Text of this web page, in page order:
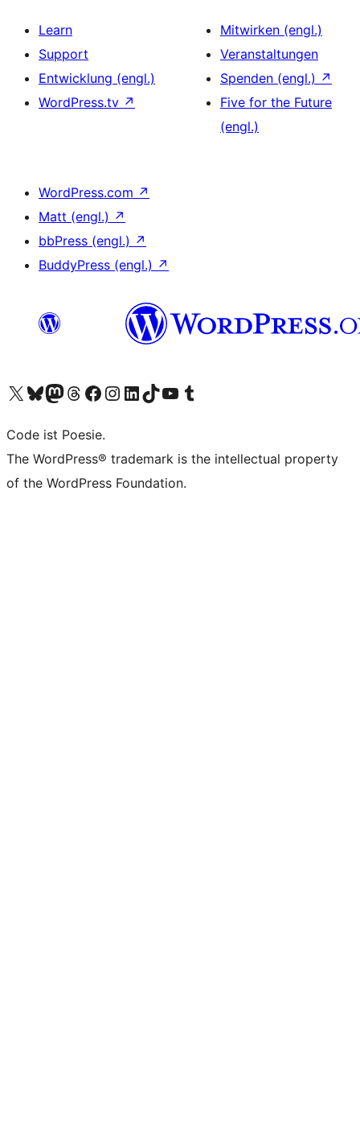
Learn
Support
Entwicklung (engl.)
WordPress.tv ↗
Mitwirken (engl.)
Veranstaltungen
Spenden (engl.) ↗
Five for the Future
(engl.)
WordPress.com ↗
Matt (engl.) ↗
bbPress (engl.) ↗
BuddyPress (engl.) ↗
Unser X-Konto (früher Twitter) besuchen
Unser Bluesky-Konto besuchen
Unser Mastodon-Konto besuchen
Unser Threads-Konto besuchen
Unsere Facebook-Seite besuchen
Unser Instagram-Konto besuchen
Unser LinkedIn-Konto besuchen
Unser TikTok-Konto besuchen
Unseren YouTube-Kanal besuchen
Unser Tumblr-Konto besuchen
Code ist Poesie.
The WordPress® trademark is the intellectual property
of the WordPress Foundation.